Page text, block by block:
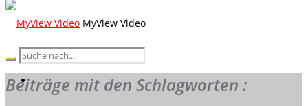
MyView Video
Beiträge mit den Schlagworten :